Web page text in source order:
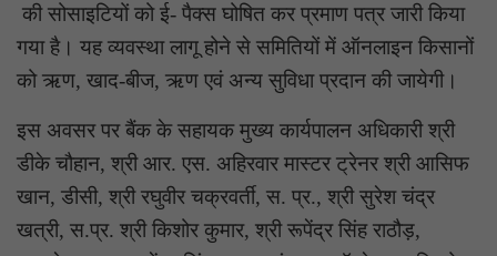
की सोसाइटियों को ई- पैक्स घोषित कर प्रमाण पत्र जारी किया
गया है। यह व्यवस्था लागू होने से समितियों में ऑनलाइन किसानों
को ऋण, खाद-बीज, ऋण एवं अन्य सुविधा प्रदान की जायेगी।
इस अवसर पर बैंक के सहायक मुख्य कार्यपालन अधिकारी श्री
डीके चौहान, श्री आर. एस. अहिरवार मास्टर ट्रेनर श्री आसिफ
खान, डीसी, श्री रघुवीर चक्रवर्ती, स. प्र., श्री सुरेश चंद्र
खत्री, स.प्र. श्री किशोर कुमार, श्री रूपेंद्र सिंह राठौड़,